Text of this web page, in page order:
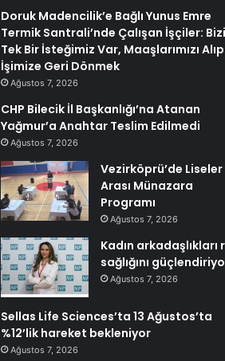
Doruk Madencilik’e Bağlı Yunus Emre
Termik Santrali’nde Çalışan İşçiler:
Tek Bir İsteğimiz Var, Maaşlarımızı Alıp
İşimize Geri Dönmek
Ağustos 7, 2026
CHP Bilecik İl Başkanlığı’na Atanan
Yağmur’a Anahtar Teslim Edilmedi
Ağustos 7, 2026
Vezirköprü’de Liseler
Arası Münazara
Programı
Ağustos 7, 2026
Kadın arkadaşlıkları
sağlığını
Ağustos 7, 2026
Sellas Life Sciences’ta 13 Ağustos’ta
%12’lik hareket bekleniyor
Ağustos 7, 2026